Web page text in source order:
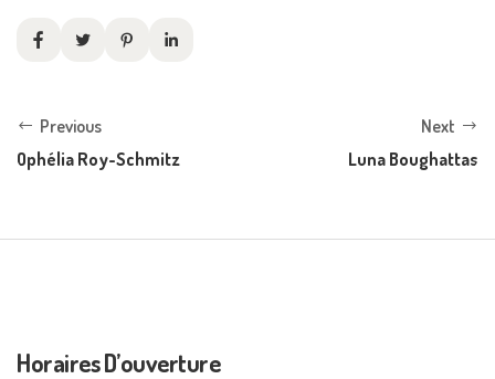
Previous
Ophélia Roy-Schmitz
Next
Luna Boughattas
Horaires D’ouverture